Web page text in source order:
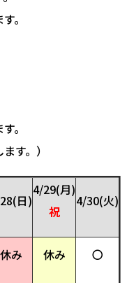
。
。
す。）
日)
4/29(月)
祝
4/30(火)
休み 休み 〇